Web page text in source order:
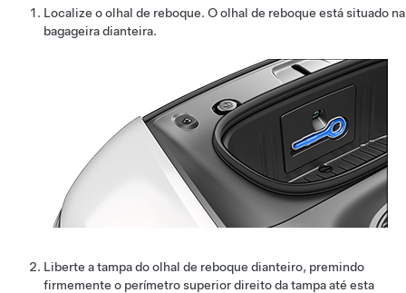
Localize o olhal de reboque. O olhal de reboque está situado na
bagageira dianteira.
Liberte a tampa do olhal de reboque dianteiro, premindo
firmemente o perímetro superior direito da tampa até esta